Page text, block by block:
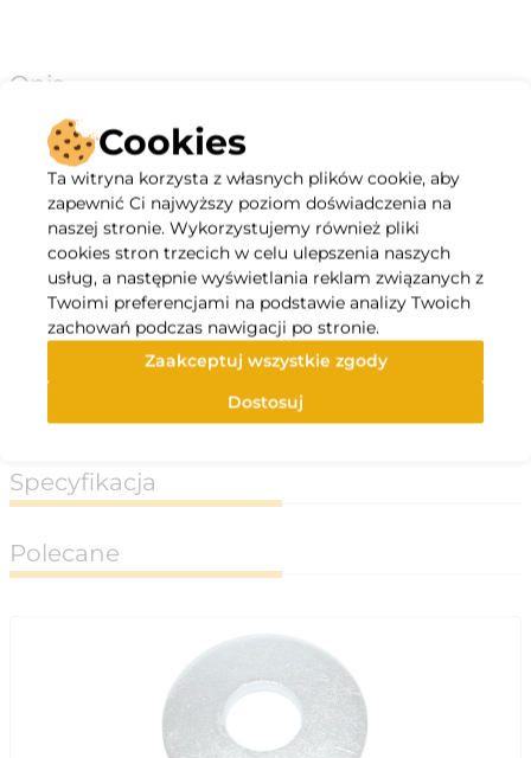
Opis
niewielka głębokość kotwienia,
odporna na korozję i wysokie temperatury,
wygodny montaż z użyciem śrub z gwintem
metrycznym,
radełkowana powierzchnia kotwy, zapewniająca lepszą
przyczepność do ścianek otworu i uniemożliwiaca
obracanie się kotwy podczas montażu,
możliwość stosowania w wielu rodzajach podłoży,
mniejsze rozmiary kotew - bardzo praktyczne w
przypadku montażu w podłożu drewnianym,
możliwość demontażu i ponownego montażu
Specyfikacja
Polecane
Cookies
Ta witryna korzysta z własnych plików cookie, aby
zapewnić Ci najwyższy poziom doświadczenia na
naszej stronie. Wykorzystujemy również pliki
cookies stron trzecich w celu ulepszenia naszych
usług, a następnie wyświetlania reklam związanych z
Twoimi preferencjami na podstawie analizy Twoich
zachowań podczas nawigacji po stronie.
Zaakceptuj wszystkie zgody
Dostosuj